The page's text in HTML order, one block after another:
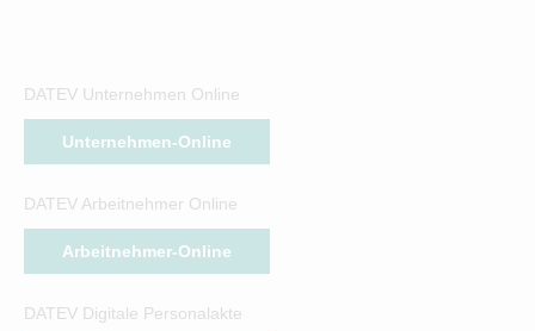
DATEV Unternehmen Online
Unternehmen-Online
DATEV Arbeitnehmer Online
Arbeitnehmer-Online
DATEV Digitale Personalakte